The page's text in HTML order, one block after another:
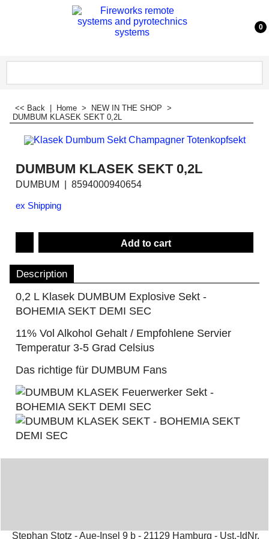
0
<< Back Home > NEW IN THE SHOP >
DUMBUM KLASEK SEKT 0,2L
DUMBUM KLASEK SEKT 0,2L
DUMBUM 8594000940654
ex Shipping
Add to cart
Description
0,2 L Klasek DUMBUM Explosive Sekt -
BOHEMIA SEKT DEMI SEC
11% Vol Alkohol Gehalt / Empfohlene Servier
Temperatur 3-5 Grad Celsius
Das richtige für DUMBUM Fans
Stephan Stotz - Aue-Insel 9 b - 21129 Hamburg - Ust.-IdNr.